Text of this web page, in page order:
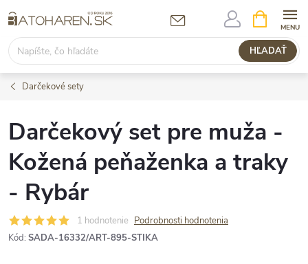
na
obsah
HĽADAŤ
KOŠÍK
Darčekové sety
Darčekový set pre muža -
Kožená peňaženka a traky
- Rybár
1 hodnotenie Podrobnosti hodnotenia
Kód: SADA-16332/ART-895-STIKA